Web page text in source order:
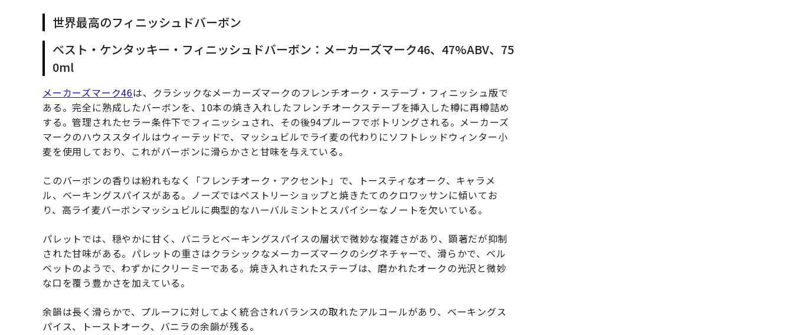
世界最高のフィニッシュドバーボン
ベスト・ケンタッキー・フィニッシュドバーボン：メーカーズマーク46、47%ABV、75
0ml
メーカーズマーク46は、クラシックなメーカーズマークのフレンチオーク・ステーブ・フィニッシュ版で
ある。完全に熟成したバーボンを、10本の焼き入れしたフレンチオークステーブを挿入した樽に再樽詰め
する。管理されたセラー条件下でフィニッシュされ、その後94プルーフでボトリングされる。メーカーズ
マークのハウススタイルはウィーテッドで、マッシュビルでライ麦の代わりにソフトレッドウィンター小
麦を使用しており、これがバーボンに滑らかさと甘味を与えている。
このバーボンの香りは紛れもなく「フレンチオーク・アクセント」で、トースティなオーク、キャラメ
ル、ベーキングスパイスがある。ノーズではペストリーショップと焼きたてのクロワッサンに傾いてお
り、高ライ麦バーボンマッシュビルに典型的なハーバルミントとスパイシーなノートを欠いている。
パレットでは、穏やかに甘く、バニラとベーキングスパイスの層状で微妙な複雑さがあり、顕著だが抑制
された甘味がある。パレットの重さはクラシックなメーカーズマークのシグネチャーで、滑らかで、ベル
ベットのようで、わずかにクリーミーである。焼き入れされたステーブは、磨かれたオークの光沢と微妙
な口を覆う豊かさを加えている。
余韻は長く滑らかで、プルーフに対してよく統合されバランスの取れたアルコールがあり、ベーキングス
パイス、トーストオーク、バニラの余韻が残る。